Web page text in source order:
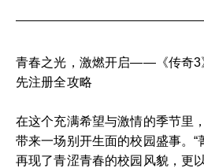
青春之光，激燃开启——《传奇3
先注册全攻略
在这个充满希望与激情的季节里
带来一场别开生面的校园盛事。“
再现了青涩青春的校园风貌，更